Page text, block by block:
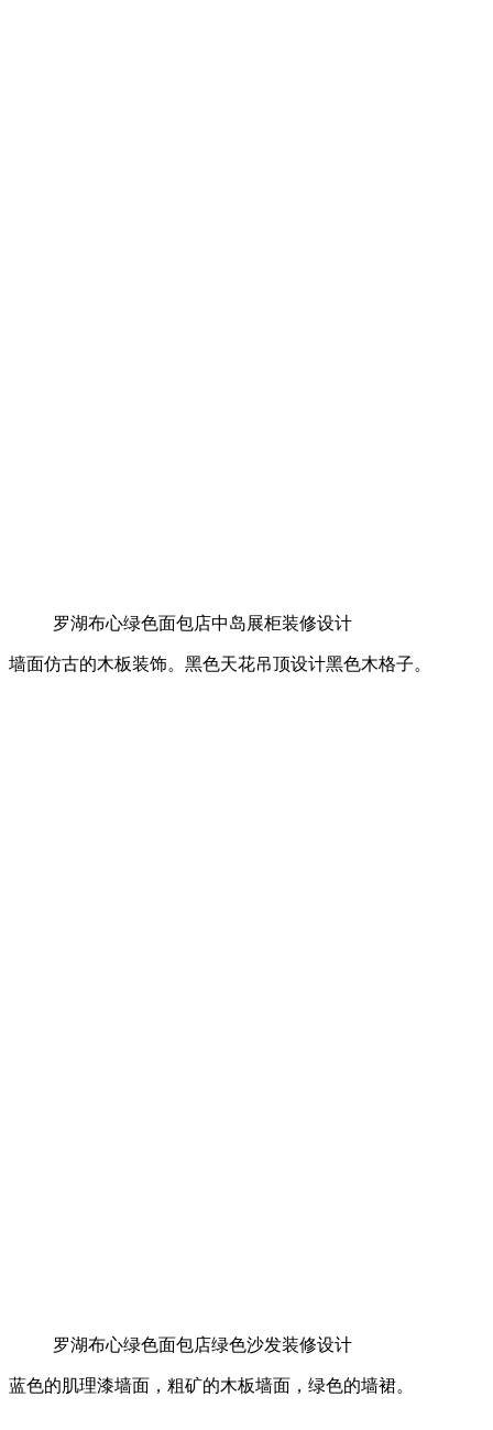
罗湖布心绿色面包店中岛展柜装修设计
墙面仿古的木板装饰。黑色天花吊顶设计黑色木格子。
罗湖布心绿色面包店绿色沙发装修设计
蓝色的肌理漆墙面，粗矿的木板墙面，绿色的墙裙。